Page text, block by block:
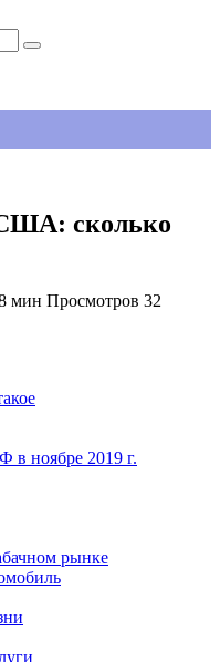
сколько
мин Просмотров 32
в ноябре 2019 г.
рынке